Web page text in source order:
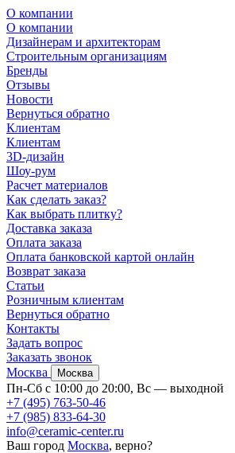
О компании
О компании
Дизайнерам и архитекторам
Строительным организациям
Бренды
Отзывы
Новости
Вернуться обратно
Клиентам
Клиентам
3D-дизайн
Шоу-рум
Расчет материалов
Как сделать заказ?
Как выбрать плитку?
Доставка заказа
Оплата заказа
Оплата банковской картой онлайн
Возврат заказа
Статьи
Розничным клиентам
Вернуться обратно
Контакты
Задать вопрос
Заказать звонок
Москва
Москва
Пн-Сб с 10:00 до 20:00, Вс — выходной
+7 (495) 763-50-46
+7 (985) 833-64-30
info@ceramic-center.ru
Ваш город Москва, верно?